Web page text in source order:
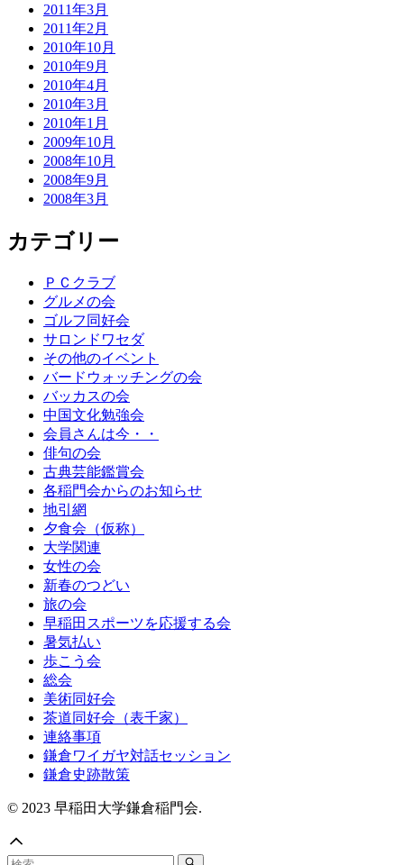
2011年3月
2011年2月
2010年10月
2010年9月
2010年4月
2010年3月
2010年1月
2009年10月
2008年10月
2008年9月
2008年3月
カテゴリー
ＰＣクラブ
グルメの会
ゴルフ同好会
サロンドワセダ
その他のイベント
バードウォッチングの会
バッカスの会
中国文化勉強会
会員さんは今・・
俳句の会
古典芸能鑑賞会
各稲門会からのお知らせ
地引網
夕食会（仮称）
大学関連
女性の会
新春のつどい
旅の会
早稲田スポーツを応援する会
暑気払い
歩こう会
総会
美術同好会
茶道同好会（表千家）
連絡事項
鎌倉ワイガヤ対話セッション
鎌倉史跡散策
© 2023 早稲田大学鎌倉稲門会.